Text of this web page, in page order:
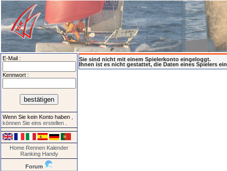
E-Mail :
Kennwort :
Wenn Sie kein Konto haben
können Sie eins erstellen
Home Rennen Kalender
Ranking Handy
Forum
Sie sind nicht mit einem Spielerkonto eingeloggt.
Ihnen ist es nicht gestattet, die Daten eines Spielers